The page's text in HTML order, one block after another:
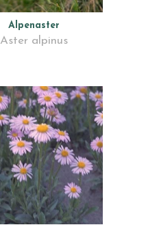
Alpenaster
Aster alpinus